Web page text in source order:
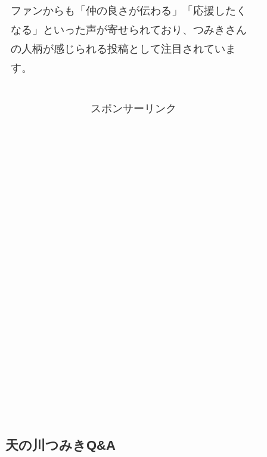
ファンからも「仲の良さが伝わる」「応援したく
なる」といった声が寄せられており、つみきさん
の人柄が感じられる投稿として注目されていま
す。
スポンサーリンク
天の川つみきQ&A